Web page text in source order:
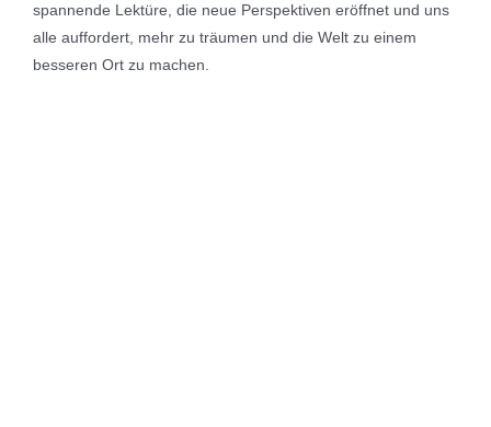
spannende Lektüre, die neue Perspektiven eröffnet und uns
alle auffordert, mehr zu träumen und die Welt zu einem
besseren Ort zu machen.